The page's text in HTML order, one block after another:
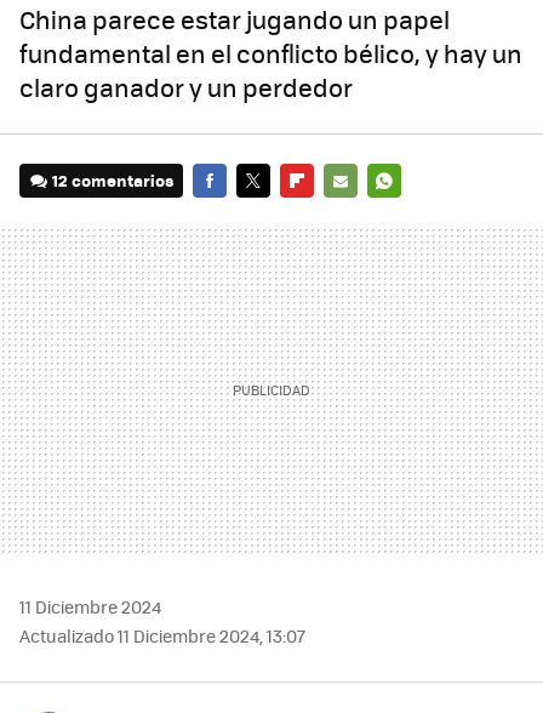
China parece estar jugando un papel
fundamental en el conflicto bélico, y hay un
claro ganador y un perdedor
12 comentarios
MAIL
11 Diciembre 2024
Actualizado 11 Diciembre 2024, 13:07